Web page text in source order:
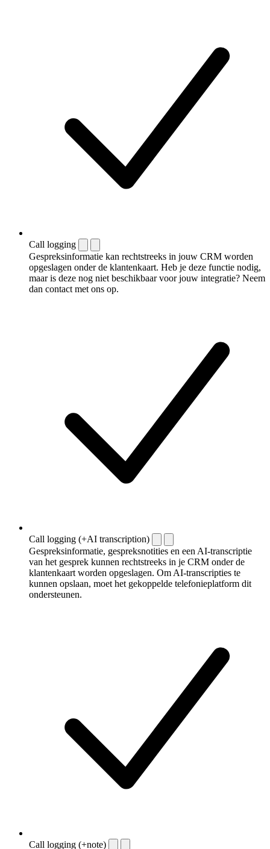
Call logging
Gespreksinformatie kan rechtstreeks in jouw CRM worden
opgeslagen onder de klantenkaart. Heb je deze functie nodig,
maar is deze nog niet beschikbaar voor jouw integratie? Neem
dan contact met ons op.
Call logging (+AI transcription)
Gespreksinformatie, gespreksnotities en een AI-transcriptie
van het gesprek kunnen rechtstreeks in je CRM onder de
klantenkaart worden opgeslagen. Om AI-transcripties te
kunnen opslaan, moet het gekoppelde telefonieplatform dit
ondersteunen.
Call logging (+note)